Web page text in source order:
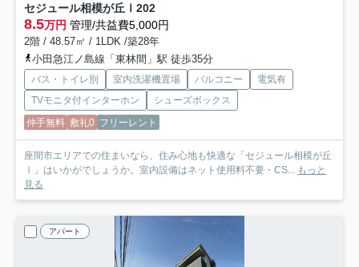
セジュール相模が丘Ⅰ 202
8.5万円 管理/共益費5,000円
2階 / 48.57㎡ / 1LDK /築28年
小田急江ノ島線「東林間」駅 徒歩35分
バス・トイレ別 室内洗濯機置場 バルコニー
電気有
TVモニタ付インターホン
シューズボックス
仲手無料 敷礼0 フリーレント
座間市エリアでの住まいなら、住み心地も快適な「セジュール相模が丘
Ⅰ」はいかがでしょうか。室内設備はネット使用料不要・CS... もっと
見る
アパート